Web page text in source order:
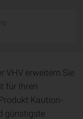
VHV erweitern Sie
für Ihren
Kaution-
günstigste